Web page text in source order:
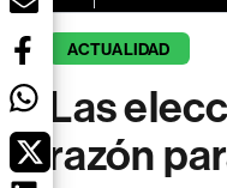
ACTUALIDAD
Las
razón